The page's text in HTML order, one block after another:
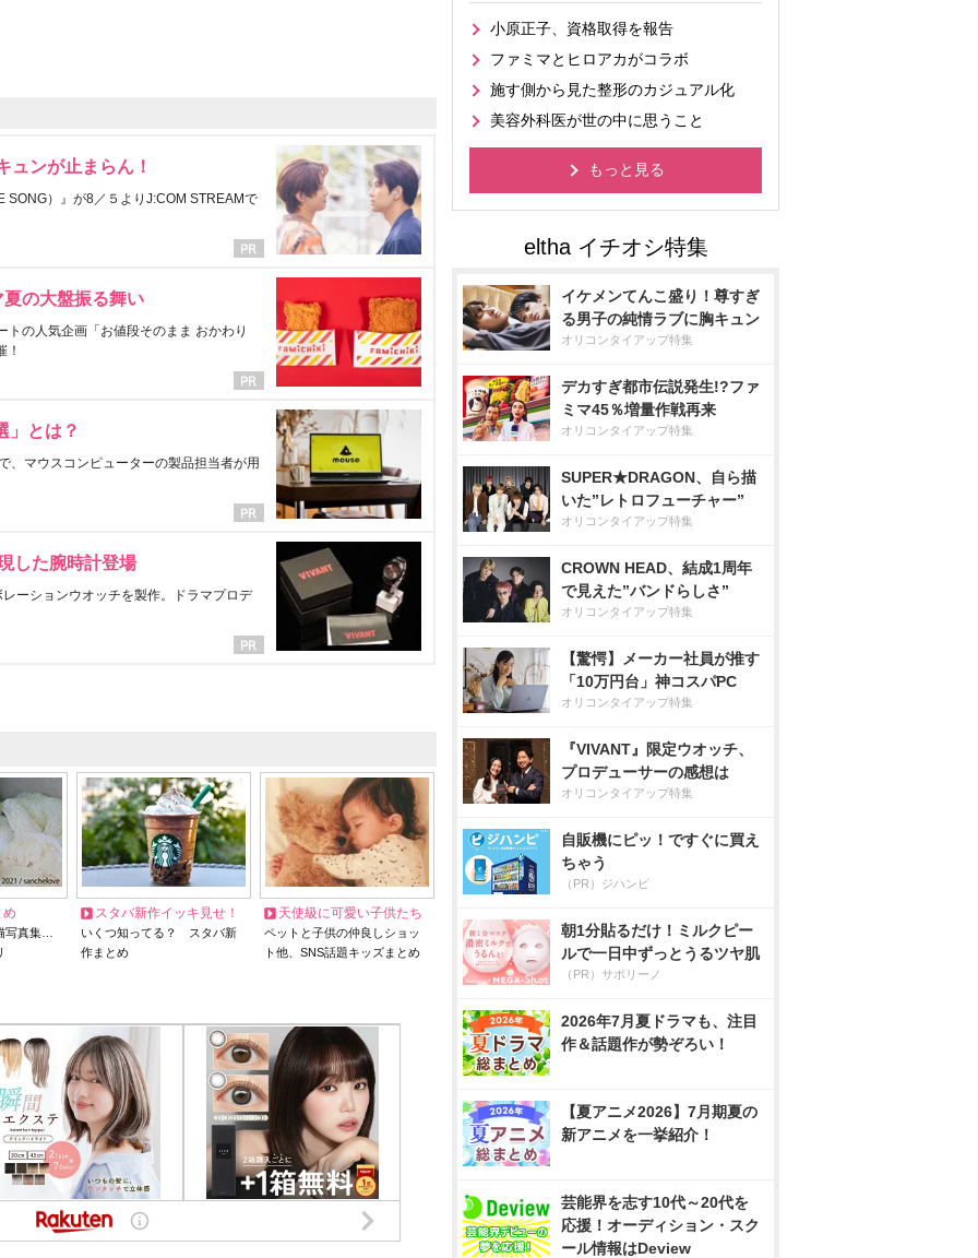
ュンが止まらん！
SONG）』が8／５よりJ:COM STREAMで
の大盤振る舞い
の人気企画「お値段そのまま おかわり
！
」とは？
、マウスコンピューターの製品担当者が用
した腕時計登場
ーションウオッチを製作。ドラマプロデ
め
写真集…
スタバ新作イッキ見せ！
いくつ知ってる？ スタバ新
作まとめ
天使級に可愛い子供たち
ペットと子供の仲良しショッ
ト他、SNS話題キッズまとめ
小原正子、資格取得を報告
ファミマとヒロアカがコラボ
施す側から見た整形のカジュアル化
美容外科医が世の中に思うこと
もっと見る
イケメンてんこ盛り！尊すぎ
る男子の純情ラブに胸キュン
オリコンタイアップ特集
デカすぎ都市伝説発生!?ファ
ミマ45％増量作戦再来
オリコンタイアップ特集
SUPER★DRAGON、自ら描
いた”レトロフューチャー”
オリコンタイアップ特集
CROWN HEAD、結成1周年
で見えた”バンドらしさ”
オリコンタイアップ特集
【驚愕】メーカー社員が推す
「10万円台」神コスパPC
オリコンタイアップ特集
『VIVANT』限定ウオッチ、
プロデューサーの感想は
オリコンタイアップ特集
自販機にピッ！ですぐに買え
ちゃう
（PR）ジハンピ
朝1分貼るだけ！ミルクピー
ルで一日中ずっとうるツヤ肌
（PR）サボリーノ
2026年7月夏ドラマも、注目
作＆話題作が勢ぞろい！
【夏アニメ2026】7月期夏の
新アニメを一挙紹介！
芸能界を志す10代～20代を
応援！オーディション・スク
ール情報はDeview